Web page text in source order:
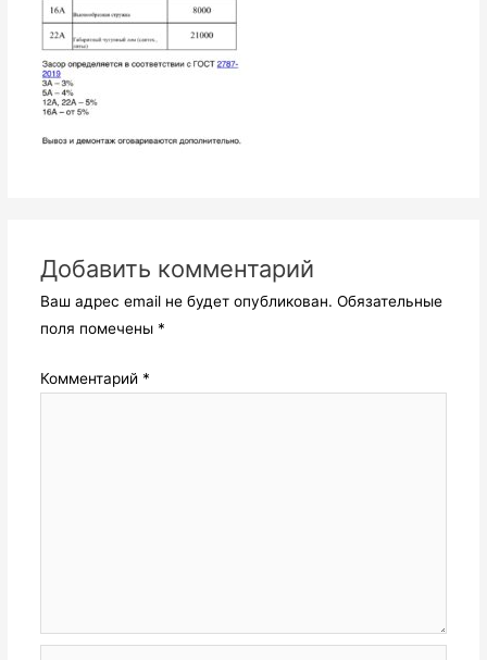
Добавить комментарий
Ваш адрес email не будет опубликован. Обязательные
поля помечены *
Комментарий *